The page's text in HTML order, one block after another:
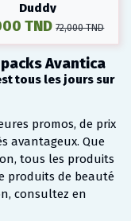
Duddy
TND 72,000 TND
Avantica
tous les jours sur
promos, de prix
avantageux. Que
tous les produits
produits de beauté
consultez en